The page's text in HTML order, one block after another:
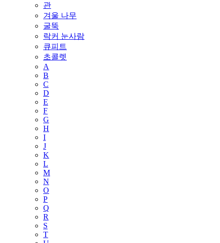
관
겨울 나무
굴뚝
락커 눈사람
큐피트
초콜렛
A
B
C
D
E
F
G
H
I
J
K
L
M
N
O
P
Q
R
S
T